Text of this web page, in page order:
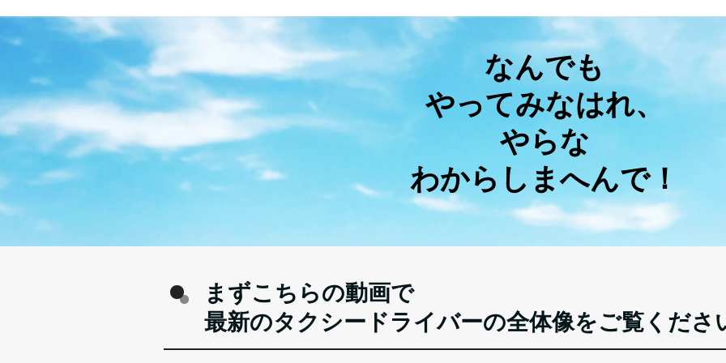
なんでも
やってみなはれ、
やらな
わからしまへんで！
まずこちらの動画で
最新のタクシードライバーの全体像をご覧くださ